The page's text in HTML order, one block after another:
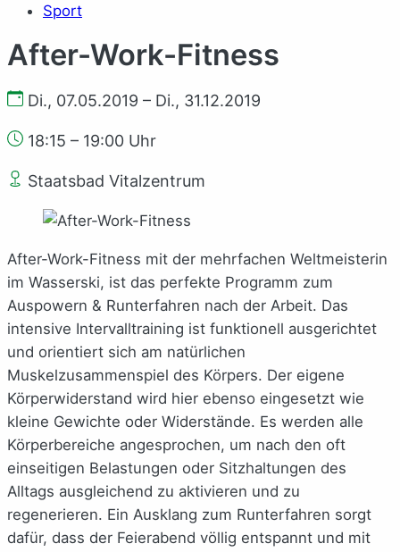
Sport
After-Work-Fitness
Di., 07.05.2019 – Di., 31.12.2019
18:15 – 19:00 Uhr
Staatsbad Vitalzentrum
After-Work-Fitness mit der mehrfachen Weltmeisterin
im Wasserski, ist das perfekte Programm zum
Auspowern & Runterfahren nach der Arbeit. Das
intensive Intervalltraining ist funktionell ausgerichtet
und orientiert sich am natürlichen
Muskelzusammenspiel des Körpers. Der eigene
Körperwiderstand wird hier ebenso eingesetzt wie
kleine Gewichte oder Widerstände. Es werden alle
Körperbereiche angesprochen, um nach den oft
einseitigen Belastungen oder Sitzhaltungen des
Alltags ausgleichend zu aktivieren und zu
regenerieren. Ein Ausklang zum Runterfahren sorgt
dafür, dass der Feierabend völlig entspannt und mit